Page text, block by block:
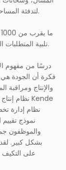
لتدفئة المساحات ومعالجة التجفيف في الأماكن الداخلية والخارجية.
تلبية المتطلبات المتنوعة لمختلف العملاء في مختلف البلدان والمناطق.
فكرة أن الجودة
نظام إدارة